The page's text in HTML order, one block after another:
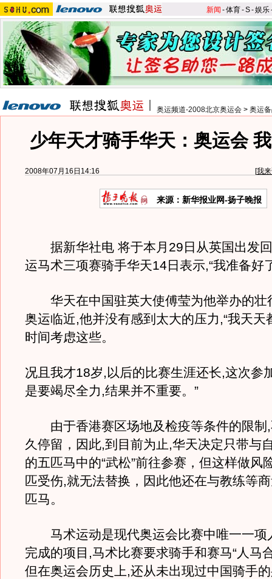
新闻 -体育-S-娱乐
奥运频道-2008北京奥运会 > 奥运
少年天才骑手华天：奥运会
2008年07月16日14:16 [我
来源：新华报业网-扬子晚报
据新华社电 将于本月29日从英国出发
运马术三项赛骑手华天14日表示,“我准备好
华天在中国驻英大使傅莹为他举办的壮
奥运临近,他并没有感到太大的压力,“我天天
时间考虑这些。
况且我才18岁,以后的比赛生涯还长,这次参
是要竭尽全力,结果并不重要。”
由于香港赛区场地及检疫等条件的限制,
久停留，因此,到目前为止,华天决定只带与
的五匹马中的“武松”前往参赛，但这样做风
匹受伤,就无法替换，因此他还在与教练等
匹马。
马术运动是现代奥运会比赛中唯一一项
完成的项目,马术比赛要求骑手和赛马“人马
但在奥运会历史上,还从未出现过中国骑手